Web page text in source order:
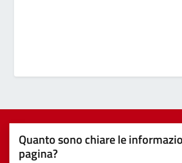
Quanto sono chiare le
pagina?